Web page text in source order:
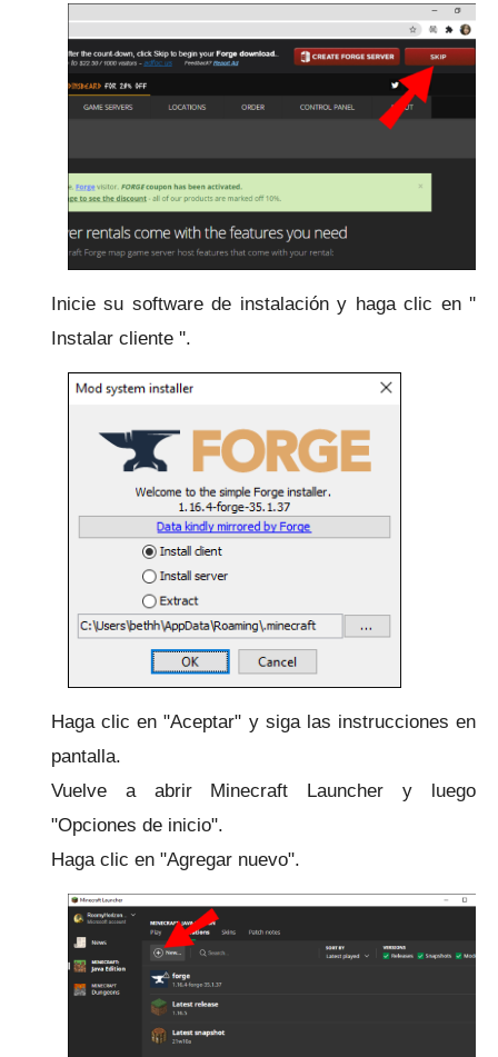
Inicie su software de instalación y haga clic en ''
Instalar cliente ''.
Haga clic en "Aceptar" y siga las instrucciones en
pantalla.
Vuelve a abrir Minecraft Launcher y luego
"Opciones de inicio".
Haga clic en "Agregar nuevo".